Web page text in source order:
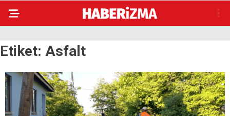
Etiket: Asfalt